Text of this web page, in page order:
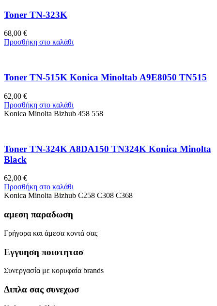
Toner TN-323K
68,00 €
Προσθήκη στο καλάθι
Toner TN-515K Konica Minoltab A9E8050 TN515
62,00 €
Προσθήκη στο καλάθι
Konica Minolta Bizhub 458 558
Toner TN-324K A8DA150 TN324K Konica Minolta
Black
62,00 €
Προσθήκη στο καλάθι
Konica Minolta Bizhub C258 C308 C368
αμεση παραδωση
Γρήγορα και άμεσα κοντά σας
Εγγυηση ποιοτητασ
Συνεργασία με κορυφαία brands
Διπλα σας συνεχωσ